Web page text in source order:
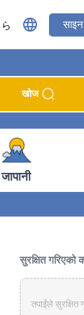
language
खोज
जापानी
सुरक्षित गरिएको
तपाईंले